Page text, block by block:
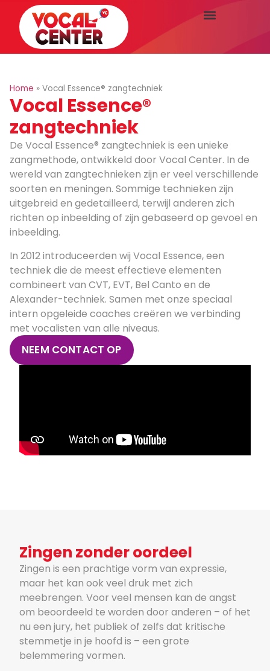
Home » Vocal Essence® zangtechniek
Vocal Essence®
zangtechniek
De Vocal Essence® zangtechniek is een unieke
zangmethode, ontwikkeld door Vocal Center. In de
wereld van zangtechnieken zijn er veel verschillende
soorten en meningen. Sommige technieken zijn
uitgebreid en gedetailleerd, terwijl anderen zich
richten op inbeelding of zijn gebaseerd op gevoel en
inbeelding.
In 2012 introduceerden wij Vocal Essence, een
techniek die de meest effectieve elementen
combineert van CVT, EVT, Bel Canto en de
Alexander-techniek. Samen met onze speciaal
intern opgeleide coaches creëren we verbinding
met vocalisten van alle niveaus.
NEEM CONTACT OP
Zingen zonder oordeel
Zingen is een prachtige vorm van expressie,
maar het kan ook veel druk met zich
meebrengen. Voor veel mensen kan de angst
om beoordeeld te worden door anderen – of het
nu een jury, het publiek of zelfs dat kritische
stemmetje in je hoofd is – een grote
belemmering vormen.